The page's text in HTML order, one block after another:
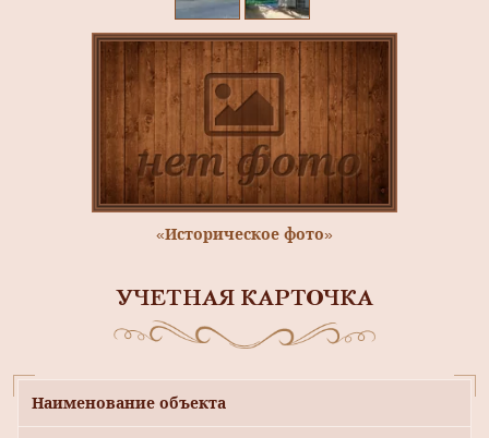
«Историческое фото»
УЧЕТНАЯ КАРТОЧКА
Наименование объекта